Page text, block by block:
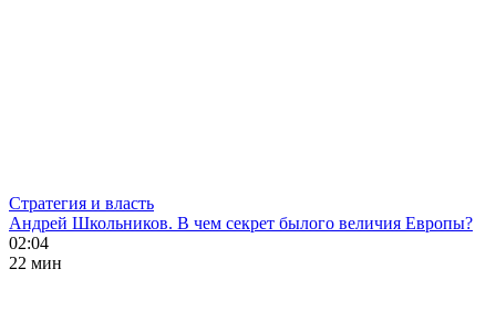
Стратегия и власть
Андрей Школьников. В чем секрет былого величия Европы?
02:04
22 мин